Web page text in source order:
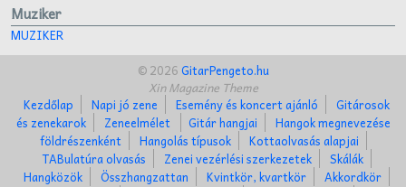
Muziker
MUZIKER
© 2026GitarPengeto.hu
Xin Magazine Theme
Kezdőlap
Napi jó zene Esemény és koncert ajánló
Gitárosok
és zenekarok
Zeneelmélet Gitár hangjai
Hangok megnevezése
földrészenként
Hangolás típusok
Kottaolvasás alapjai
TABulatúra olvasás
Zenei vezérlési szerkezetek
Skálák
Hangközök
Összhangzattan Kvintkör, kvartkör
Akkordkör